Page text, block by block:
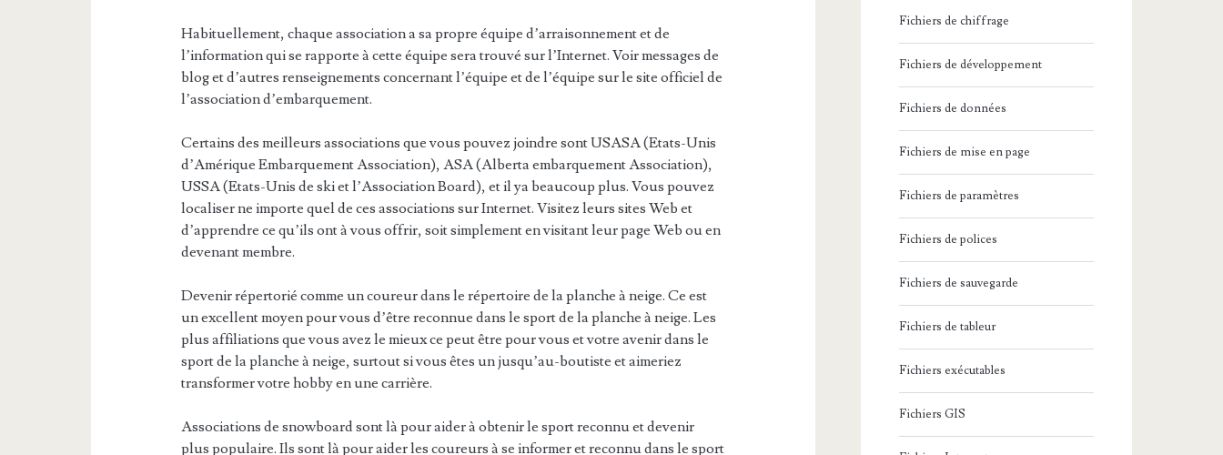
Habituellement, chaque association a sa propre équipe d’arraisonnement et de
l’information qui se rapporte à cette équipe sera trouvé sur l’Internet. Voir messages de
blog et d’autres renseignements concernant l’équipe et de l’équipe sur le site officiel de
l’association d’embarquement.
Certains des meilleurs associations que vous pouvez joindre sont USASA (Etats-Unis
d’Amérique Embarquement Association), ASA (Alberta embarquement Association),
USSA (Etats-Unis de ski et l’Association Board), et il ya beaucoup plus. Vous pouvez
localiser ne importe quel de ces associations sur Internet. Visitez leurs sites Web et
d’apprendre ce qu’ils ont à vous offrir, soit simplement en visitant leur page Web ou en
devenant membre.
Devenir répertorié comme un coureur dans le répertoire de la planche à neige. Ce est
un excellent moyen pour vous d’être reconnue dans le sport de la planche à neige. Les
plus affiliations que vous avez le mieux ce peut être pour vous et votre avenir dans le
sport de la planche à neige, surtout si vous êtes un jusqu’au-boutiste et aimeriez
transformer votre hobby en une carrière.
Associations de snowboard sont là pour aider à obtenir le sport reconnu et devenir
plus populaire. Ils sont là pour aider les coureurs à se informer et reconnu dans le sport
Fichiers de chiffrage
Fichiers de développement
Fichiers de données
Fichiers de mise en page
Fichiers de paramètres
Fichiers de polices
Fichiers de sauvegarde
Fichiers de tableur
Fichiers exécutables
Fichiers GIS